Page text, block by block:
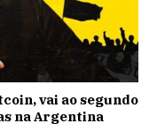
vai ao segundo
na Argentina